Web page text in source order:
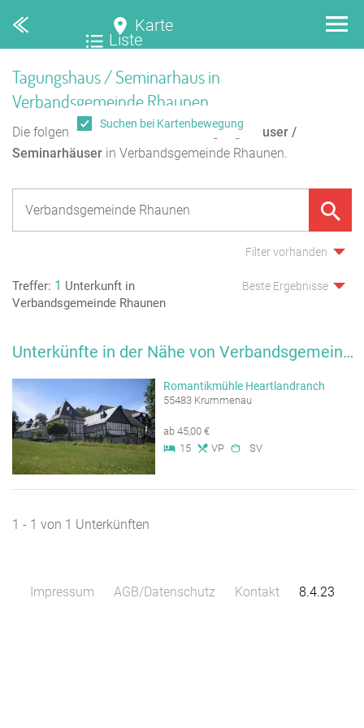
Karte
Liste
Tagungshaus / Seminarhaus in
Verbandsgemeinde Rhaunen
Die folgende Übersicht enthält8Tagungshäuser /
Seminarhäuser in Verbandsgemeinde Rhaunen.
Filter vorhanden
Treffer: 1 Unterkunft in
Verbandsgemeinde Rhaunen
Beste Ergebnisse
Unterkünfte in der Nähe von Verbandsgemeinde Rhaunen
Romantikmühle Heartlandranch
55483 Krummenau
ab 45,00 €
15
VP SV
1 - 1 von 1 Unterkünften
Suchen bei Kartenbewegung
Impressum AGB/Datenschutz Kontakt 8.4.23